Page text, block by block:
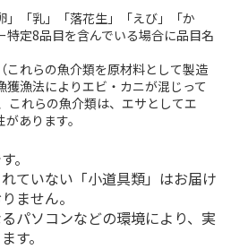
」「乳」「落花生」「えび」「か
特定8品目を含んでいる場合に品目名
れらの魚介類を原材料として製造
獲漁法によりエビ・カニが混じって
これらの魚介類は、エサとしてエ
あります。
。
ていない「小道具類」はお届け
ません。
パソコンなどの環境により、実
す。